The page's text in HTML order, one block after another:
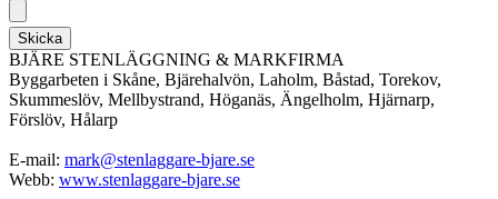
Skicka
BJÄRE STENLÄGGNING & MARKFIRMA
Byggarbeten i Skåne, Bjärehalvön, Laholm, Båstad, Torekov,
Skummeslöv, Mellbystrand, Höganäs, Ängelholm, Hjärnarp,
Förslöv, Hålarp
E-mail: mark@stenlaggare-bjare.se
Webb: www.stenlaggare-bjare.se